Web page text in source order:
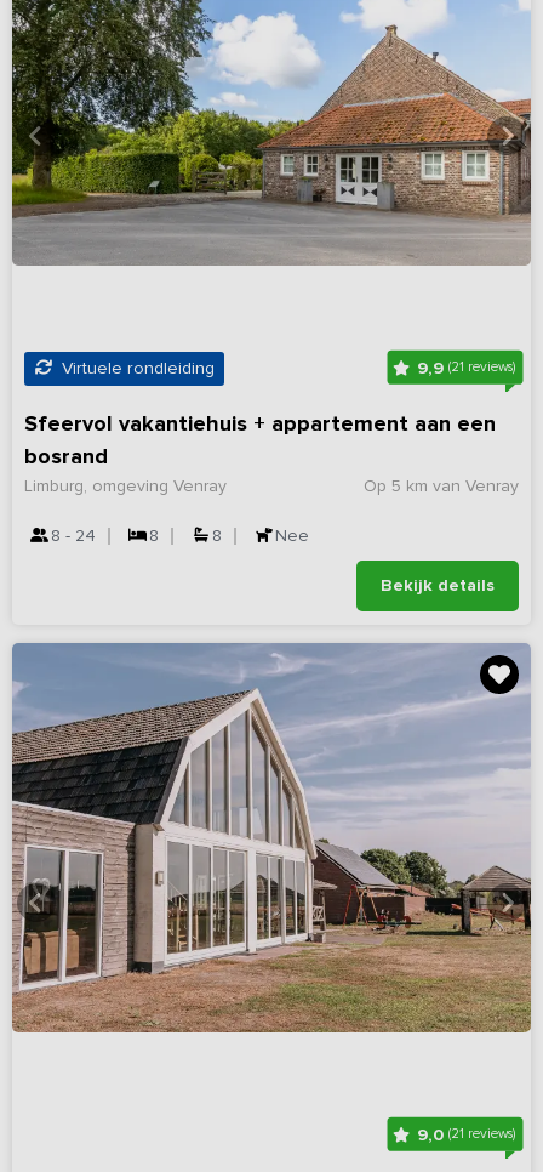
Virtuele rondleiding 9,9(21 reviews)
Sfeervol vakantiehuis + appartement aan een
bosrand
Op 5 km van Venray
Limburg, omgeving Venray
8 - 24 8 8 Nee
Bekijk details
9,0(21 reviews)